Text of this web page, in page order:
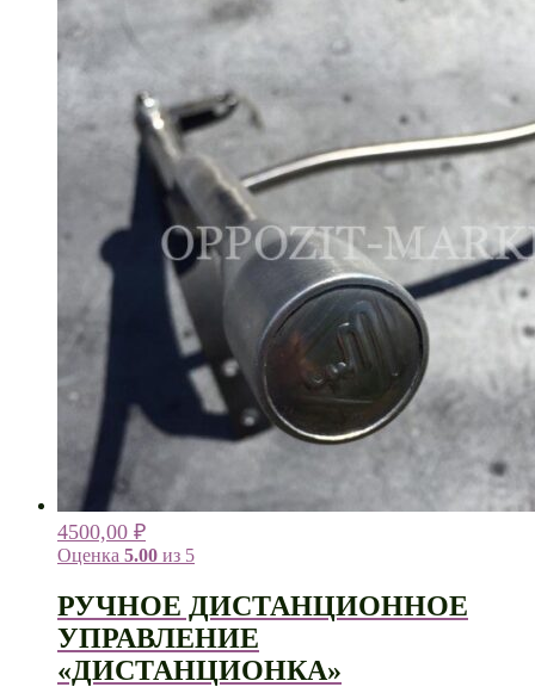
4500,00 ₽
Оценка 5.00 из 5
РУЧНОЕ ДИСТАНЦИОННОЕ
УПРАВЛЕНИЕ
«ДИСТАНЦИОНКА»